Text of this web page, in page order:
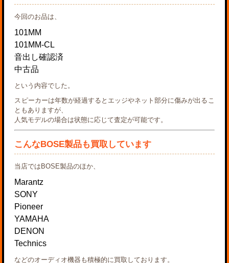
今回のお品は、
101MM
101MM-CL
音出し確認済
中古品
という内容でした。
スピーカーは年数が経過するとエッジやネット部分に傷みが出るこ
ともありますが、
人気モデルの場合は状態に応じて査定が可能です。
こんなBOSE製品も買取しています
当店ではBOSE製品のほか、
Marantz
SONY
Pioneer
YAMAHA
DENON
Technics
などのオーディオ機器も積極的に買取しております。